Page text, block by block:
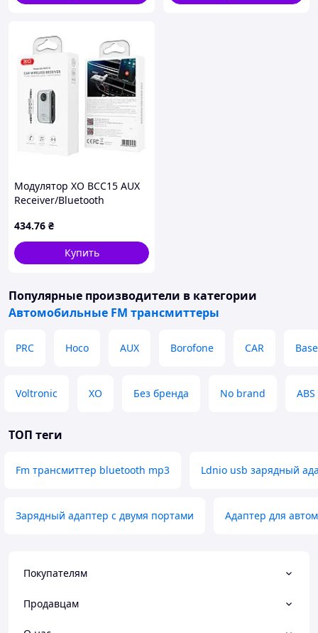
Модулятор XO BCC15 AUX
Receiver/Bluetooth
434.76 ₴
Купить
Популярные производители в категории
Автомобильные FM трансмиттеры
PRC Hoco AUX Borofone CAR
Voltronic XO Без бренда No brand ABS
ТОП теги
Fm трансмиттер bluetooth mp3 Ldnio usb зарядный
Зарядный адаптер с двумя портами Адаптер для
Покупателям
Продавцам